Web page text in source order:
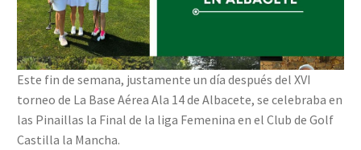
Este fin de semana, justamente un día después del XVI
torneo de La Base Aérea Ala 14 de Albacete, se celebraba en
las Pinaillas la Final de la liga Femenina en el Club de Golf
Castilla la Mancha.